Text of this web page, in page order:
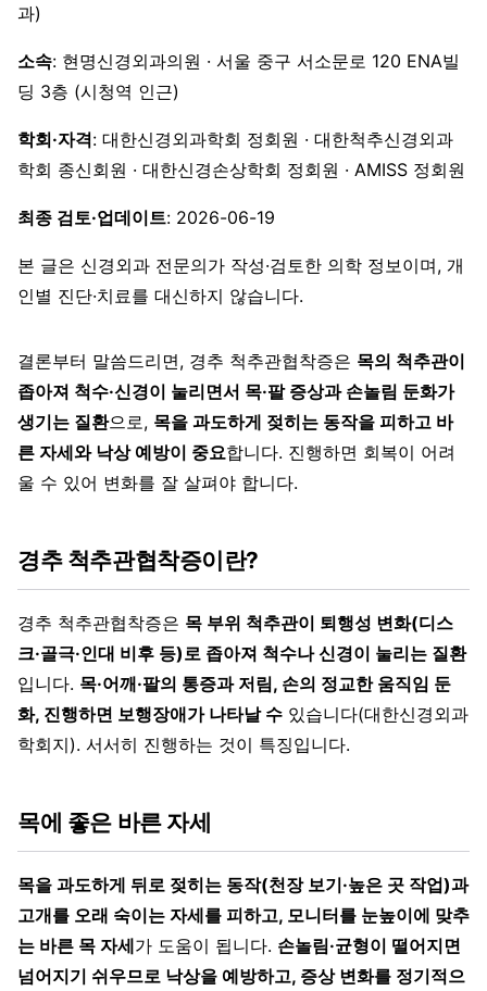
과)
소속: 현명신경외과의원 · 서울 중구 서소문로 120 ENA빌
딩 3층 (시청역 인근)
학회·자격: 대한신경외과학회 정회원 · 대한척추신경외과
학회 종신회원 · 대한신경손상학회 정회원 · AMISS 정회원
최종 검토·업데이트: 2026-06-19
본 글은 신경외과 전문의가 작성·검토한 의학 정보이며, 개
인별 진단·치료를 대신하지 않습니다.
결론부터 말씀드리면, 경추 척추관협착증은 목의 척추관이
좁아져 척수·신경이 눌리면서 목·팔 증상과 손놀림 둔화가
생기는 질환으로, 목을 과도하게 젖히는 동작을 피하고 바
른 자세와 낙상 예방이 중요합니다. 진행하면 회복이 어려
울 수 있어 변화를 잘 살펴야 합니다.
경추 척추관협착증이란?
경추 척추관협착증은 목 부위 척추관이 퇴행성 변화(디스
크·골극·인대 비후 등)로 좁아져 척수나 신경이 눌리는 질환
입니다. 목·어깨·팔의 통증과 저림, 손의 정교한 움직임 둔
화, 진행하면 보행장애가 나타날 수 있습니다(대한신경외과
학회지). 서서히 진행하는 것이 특징입니다.
목에 좋은 바른 자세
목을 과도하게 뒤로 젖히는 동작(천장 보기·높은 곳 작업)과
고개를 오래 숙이는 자세를 피하고, 모니터를 눈높이에 맞추
는 바른 목 자세가 도움이 됩니다. 손놀림·균형이 떨어지면
넘어지기 쉬우므로 낙상을 예방하고, 증상 변화를 정기적으